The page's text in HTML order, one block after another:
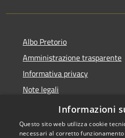
Albo Pretorio
Amministrazione trasparente
Informativa privacy
Note legali
Dichiarazione di accessibilità
Informazioni
Questo sito web utilizza cookie
necessari al corretto